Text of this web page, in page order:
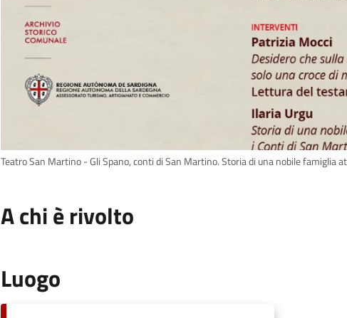
Teatro San Martino - Gli Spano, conti di San Martino. Storia di una nobile famiglia
A chi è rivolto
Luogo